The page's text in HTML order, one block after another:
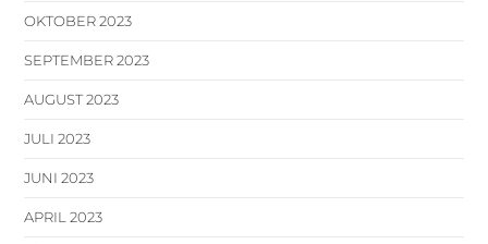
OKTOBER 2023
SEPTEMBER 2023
AUGUST 2023
JULI 2023
JUNI 2023
APRIL 2023